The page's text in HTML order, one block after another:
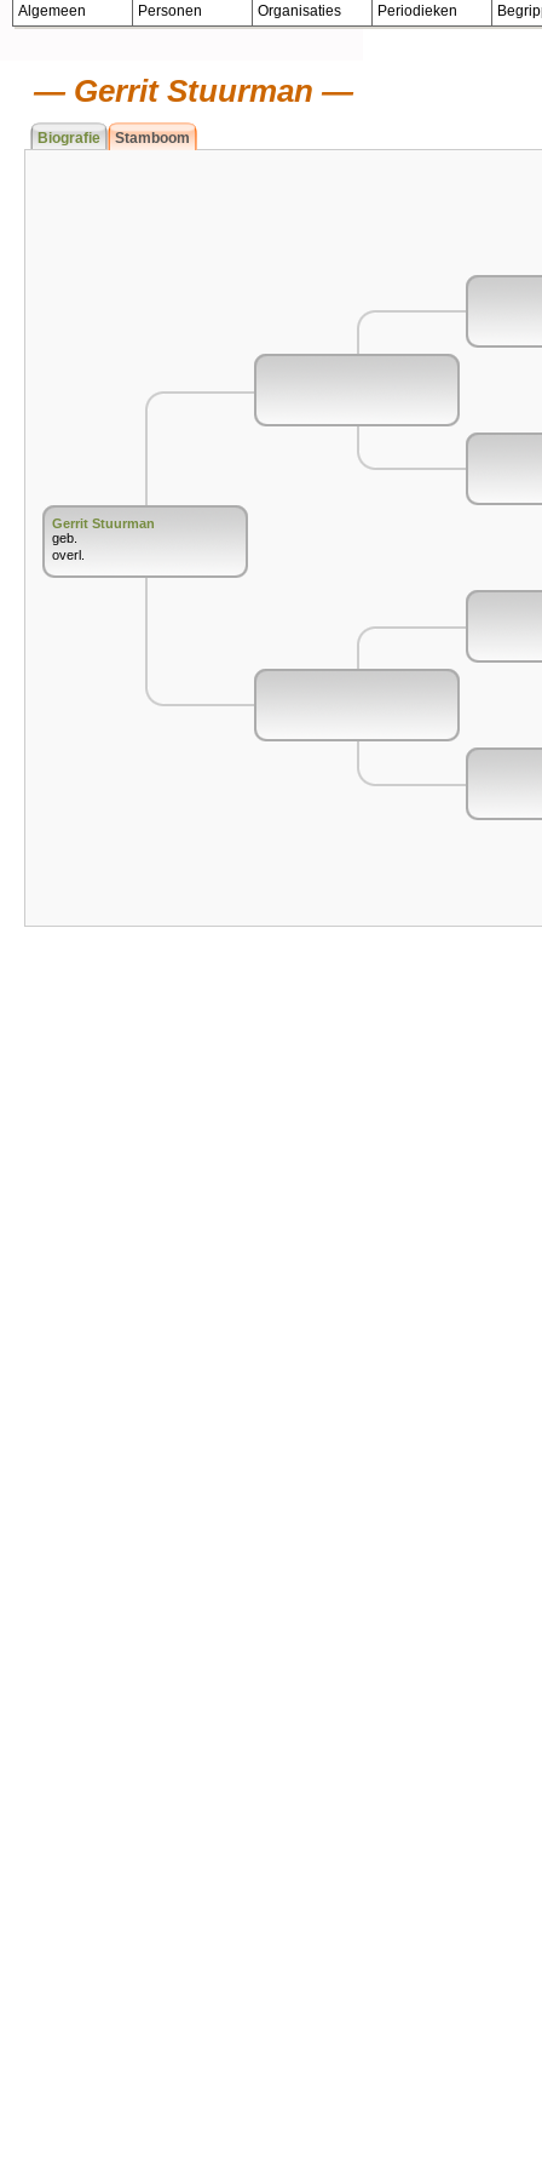
Algemeen Personen Organisaties Periodieken
Gerrit Stuurman
Biografie Stamboom
Gerrit Stuurman
geb.
overl.